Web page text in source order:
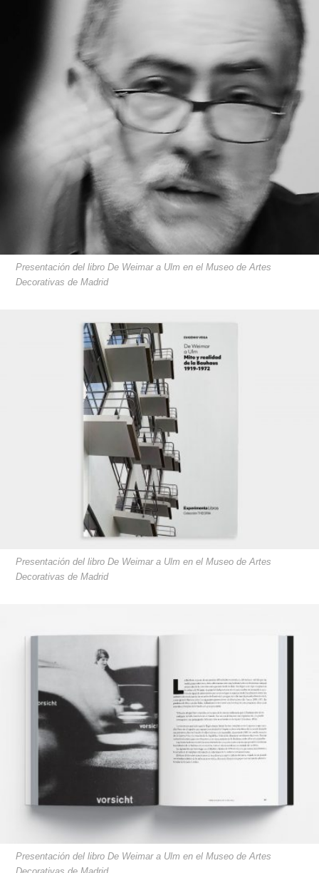
Presentación del libro De Weimar a Ulm en el Museo de Artes
Decorativas de Madrid
Presentación del libro De Weimar a Ulm en el Museo de Artes
Decorativas de Madrid
Presentación del libro De Weimar a Ulm en el Museo de Artes